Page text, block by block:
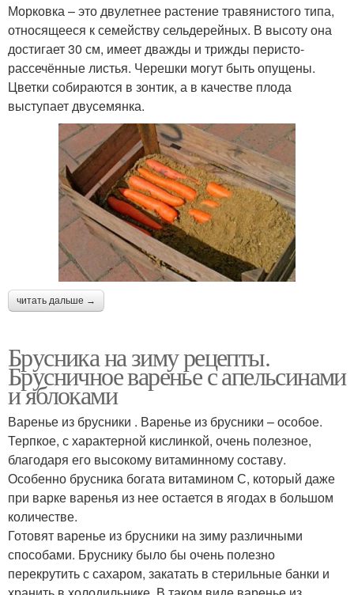
Морковка – это двулетнее растение травянистого типа,
относящееся к семейству сельдерейных. В высоту она
достигает 30 см, имеет дважды и трижды перисто-
рассечённые листья. Черешки могут быть опущены.
Цветки собираются в зонтик, а в качестве плода
выступает двусемянка.
читать дальше →
Брусника на зиму рецепты.
Брусничное варенье с апельсинами
и яблоками
Варенье из брусники . Варенье из брусники – особое.
Терпкое, с характерной кислинкой, очень полезное,
благодаря его высокому витаминному составу.
Особенно брусника богата витамином С, который даже
при варке варенья из нее остается в ягодах в большом
количестве.
Готовят варенье из брусники на зиму различными
способами. Бруснику было бы очень полезно
перекрутить с сахаром, закатать в стерильные банки и